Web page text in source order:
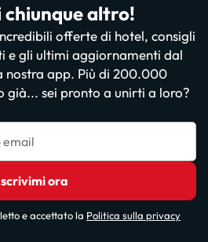
chiunque altro!
offerte di hotel, consigli
e gli ultimi aggiornamenti dal
nostra app. Più di 200.000
già... sei pronto a unirti a loro?
email
ora
e accettato la Politica sulla privacy